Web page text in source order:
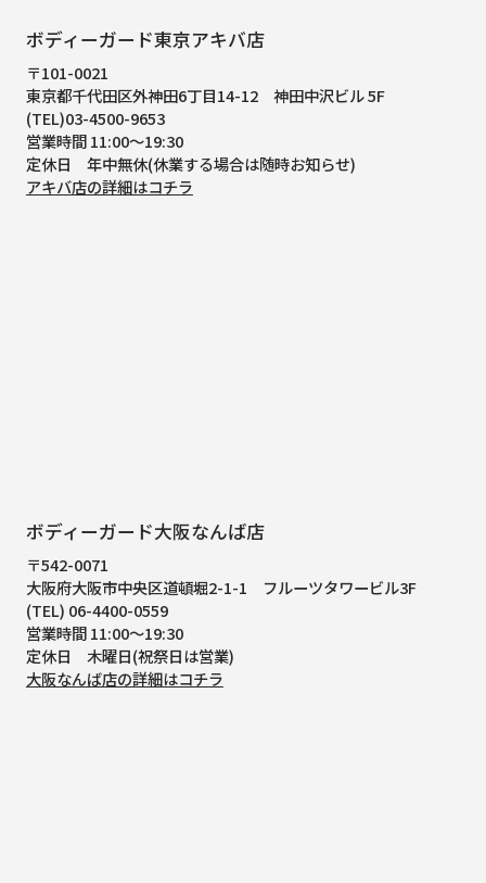
ボディーガード東京アキバ店
〒101-0021
東京都千代田区外神田6丁目14-12 神田中沢ビル 5F
(TEL)03-4500-9653
営業時間 11:00～19:30
定休日 年中無休(休業する場合は随時お知らせ)
アキバ店の詳細はコチラ
ボディーガード大阪なんば店
〒542-0071
大阪府大阪市中央区道頓堀2-1-1
フルーツタワービル3F
(TEL) 06-4400-0559
営業時間 11:00～19:30
定休日 木曜日(祝祭日は営業)
大阪なんば店の詳細はコチラ